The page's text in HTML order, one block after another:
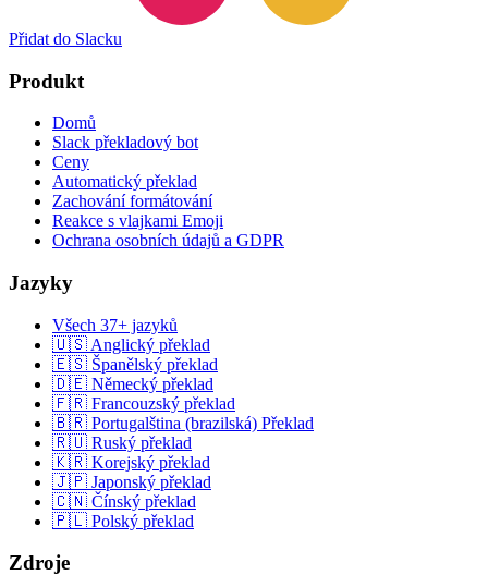
Přidat do Slacku
Produkt
Domů
Slack překladový bot
Ceny
Automatický překlad
Zachování formátování
Reakce s vlajkami Emoji
Ochrana osobních údajů a GDPR
Jazyky
Všech 37+ jazyků
🇺🇸 Anglický překlad
🇪🇸 Španělský překlad
🇩🇪 Německý překlad
🇫🇷 Francouzský překlad
🇧🇷 Portugalština (brazilská) Překlad
🇷🇺 Ruský překlad
🇰🇷 Korejský překlad
🇯🇵 Japonský překlad
🇨🇳 Čínský překlad
🇵🇱 Polský překlad
Zdroje